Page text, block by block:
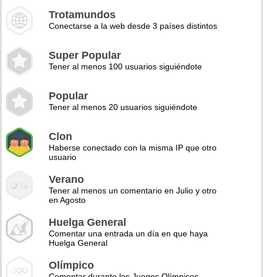
Trotamundos
Conectarse a la web desde 3 países distintos
Super Popular
Tener al menos 100 usuarios siguiéndote
Popular
Tener al menos 20 usuarios siguiéndote
Clon
Haberse conectado con la misma IP que otro
usuario
Verano
Tener al menos un comentario en Julio y otro
en Agosto
Huelga General
Comentar una entrada un día en que haya
Huelga General
Olímpico